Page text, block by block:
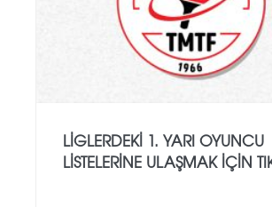
LİGLERDEKİ 1. YARI OYUNCU
LİSTELERİNE ULAŞMAK İÇİN